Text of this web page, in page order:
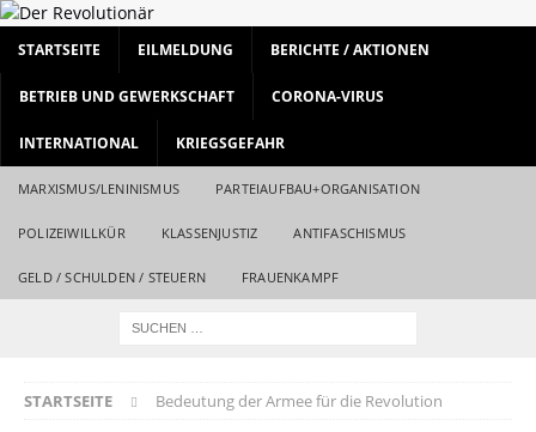
STARTSEITE EILMELDUNG BERICHTE / AKTIONEN
BETRIEB UND GEWERKSCHAFT CORONA-VIRUS
INTERNATIONAL KRIEGSGEFAHR
MARXISMUS/LENINISMUS PARTEIAUFBAU+ORGANISATION
POLIZEIWILLKÜR KLASSENJUSTIZ ANTIFASCHISMUS
GELD / SCHULDEN / STEUERN FRAUENKAMPF
STARTSEITE Bedeutung der Armee für die Revolution